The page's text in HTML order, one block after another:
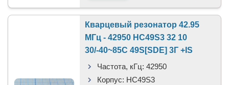
Кварцевый резонатор 42.95
МГц - 42950 HC49S3 32 10
30/-40~85C 49S[SDE] 3Г +IS
Частота, кГц: 42950
Корпус: HC49S3